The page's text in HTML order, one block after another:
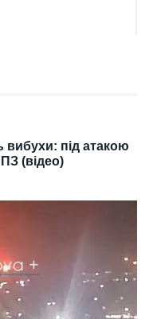
вибухи: під атакою
(відео)